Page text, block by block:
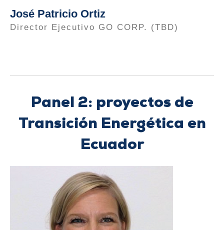
José Patricio Ortiz
Director Ejecutivo GO CORP. (TBD)
Panel 2: proyectos de
Transición Energética en
Ecuador